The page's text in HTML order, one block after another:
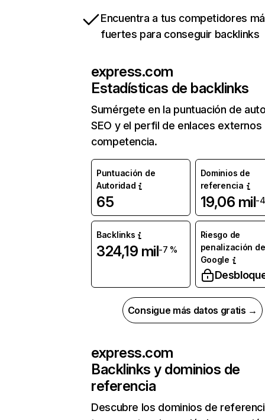
Encuentra a tus competidores
fuertes para conseguir backlinks
express.com
Estadísticas de backlinks
Sumérgete en la puntuación de
SEO y el perfil de enlaces externos
competencia.
Puntuación de
Autoridad
65
Dominios de
referencia
19,06 mil-
Backlinks
324,19 mil-7 %
Riesgo de
penalización de
Google
Consigue más datos gratis →
express.com
Backlinks y dominios de
referencia
Descubre los dominios de